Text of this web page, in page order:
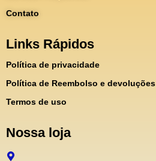
Contato
Links Rápidos
Política de privacidade
Política de Reembolso e devoluções
Termos de uso
Nossa loja